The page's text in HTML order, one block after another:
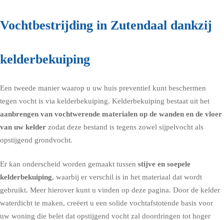
Vochtbestrijding in Zutendaal dankzij
kelderbekuiping
Een tweede manier waarop u uw huis preventief kunt beschermen
tegen vocht is via kelderbekuiping. Kelderbekuiping bestaat uit het
aanbrengen van vochtwerende materialen op de wanden en de vloer
van uw kelder zodat deze bestand is tegens zowel sijpelvocht als
opstijgend grondvocht.
Er kan onderscheid worden gemaakt tussen stijve en soepele
kelderbekuiping, waarbij er verschil is in het materiaal dat wordt
gebruikt. Meer hierover kunt u vinden op deze pagina. Door de kelder
waterdicht te maken, creëert u een solide vochtafstotende basis voor
uw woning die belet dat opstijgend vocht zal doordringen tot hoger